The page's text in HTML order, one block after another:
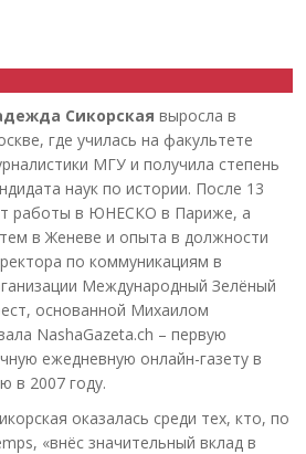
Сикорская выросла в
где училась на факультете
МГУ и получила степень
наук по истории. После 13
работы в ЮНЕСКО в Париже, а
в Женеве и опыта в должности
по коммуникациям в
Международный Зелёный
основанной Михаилом
NashaGazeta.ch – первую
ежедневную онлайн-газету в
в 2007 году.
оказалась среди тех, кто, по
«внёс значительный вклад в